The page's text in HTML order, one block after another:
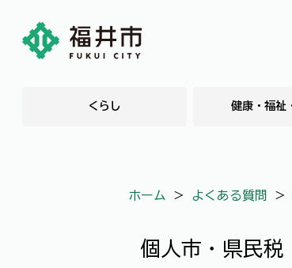
くらし 健康・福祉
ホーム ＞ よくある質問 ＞
個人市・県民税